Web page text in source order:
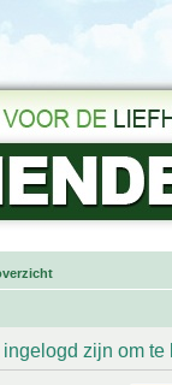
ingelogd zijn om